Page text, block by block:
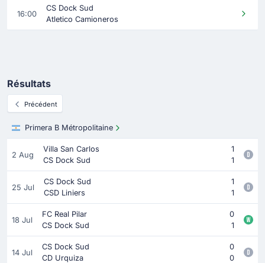
16:00
CS Dock Sud
Atletico Camioneros
Résultats
Précédent
Primera B Métropolitaine
2 Aug
Villa San Carlos
1
CS Dock Sud
1
25 Jul
CS Dock Sud
1
CSD Liniers
1
18 Jul
FC Real Pilar
0
CS Dock Sud
1
14 Jul
CS Dock Sud
0
CD Urquiza
0